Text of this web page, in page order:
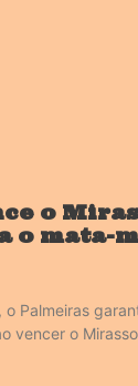
o
o mata-
o Palmeiras
vencer o